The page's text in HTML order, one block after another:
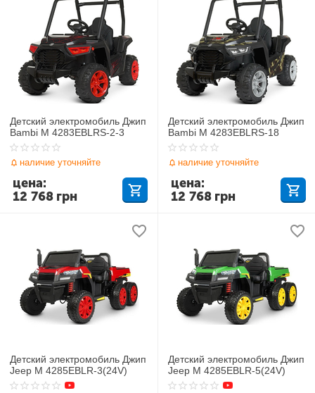
Детский электромобиль Джип
Bambi M 4283EBLRS-2-3
наличие уточняйте
12 768 грн
цена:
Детский электромобиль Джип
Bambi M 4283EBLRS-18
наличие уточняйте
12 768 грн
цена:
Детский электромобиль Джип
Jeep M 4285EBLR-3(24V)
Детский электромобиль Джип
Jeep M 4285EBLR-5(24V)